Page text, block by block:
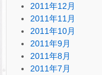
2011年12月
2011年11月
2011年10月
2011年9月
2011年8月
2011年7月